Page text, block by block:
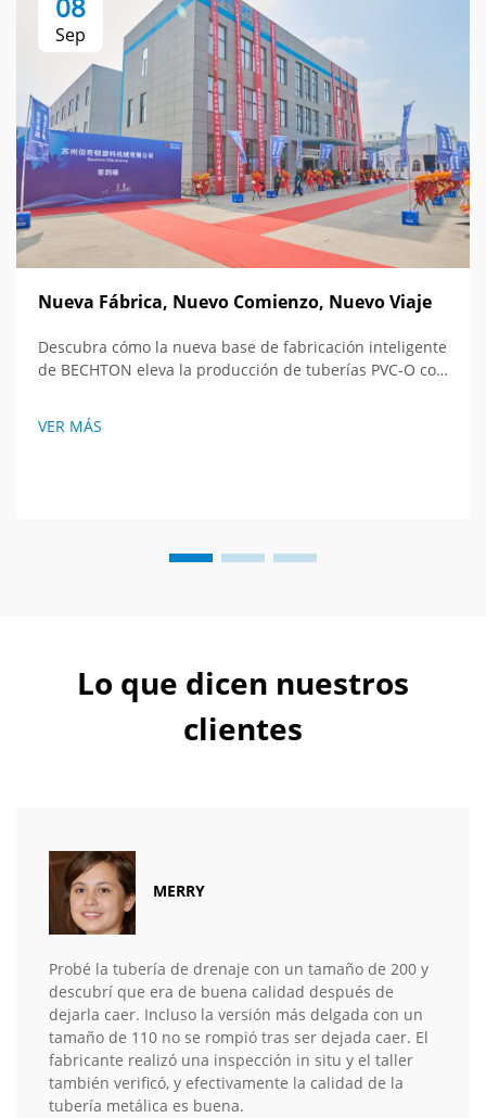
Sep
Nueva Fábrica, Nuevo Comienzo, Nuevo Viaje
Descubra cómo la nueva base de fabricación inteligente
de BECHTON eleva la producción de tuberías PVC-O con
futuro de los equipos de extrusión.
VER MÁS
Lo que dicen nuestros
clientes
MERRY
Probé la tubería de drenaje con un tamaño de 200 y
descubrí que era de buena calidad después de
dejarla caer. Incluso la versión más delgada con un
tamaño de 110 no se rompió tras ser dejada caer. El
fabricante realizó una inspección in situ y el taller
también verificó, y efectivamente la calidad de la
tubería metálica es buena.